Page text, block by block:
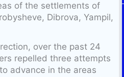
of the settlements of
Dibrova, Yampil,
over the past 24
repelled three attempts
to advance in the areas